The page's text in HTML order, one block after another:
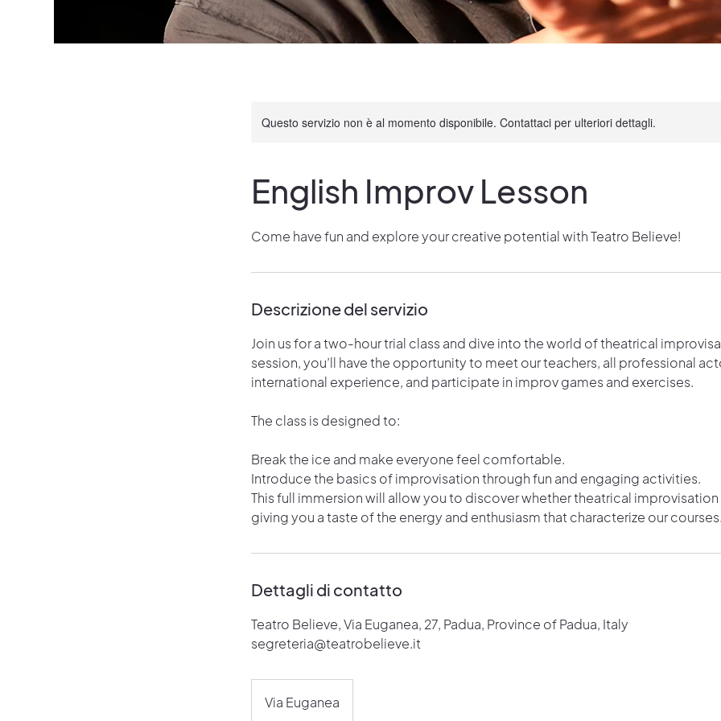
Questo servizio non è al momento disponibile. Contattaci per ulteriori dettagli.
English Improv Lesson
Come have fun and explore your creative potential with Teatro Believe!
Descrizione del servizio
Join us for a two-hour trial class and dive into the world of theatrical
session, you’ll have the opportunity to meet our teachers, all professional
international experience, and participate in improv games and exercises.
The class is designed to:
Break the ice and make everyone feel comfortable.
Introduce the basics of improvisation through fun and engaging activities.
This full immersion will allow you to discover whether theatrical improvisation
giving you a taste of the energy and enthusiasm that characterize our courses.
Dettagli di contatto
Teatro Believe, Via Euganea, 27, Padua, Province of Padua, Italy
segreteria@teatrobelieve.it
Via Euganea